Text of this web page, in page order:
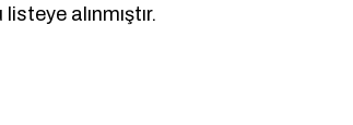
alınmıştır.